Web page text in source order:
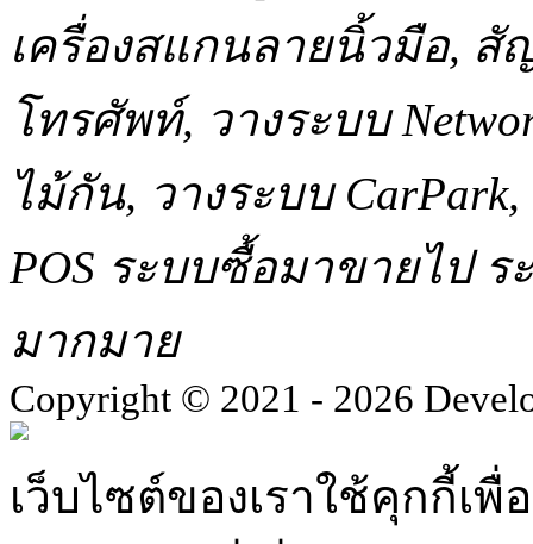
เครื่องสแกนลายนิ้วมือ,
โทรศัพท์, วางระบบ
ไม้กัน, วางระบบ
POS ระบบซื้อมาขายไป ร
มากมาย
Copyright © 2021 - 2026
เว็บไซต์ของเราใช้คุกกี้เ